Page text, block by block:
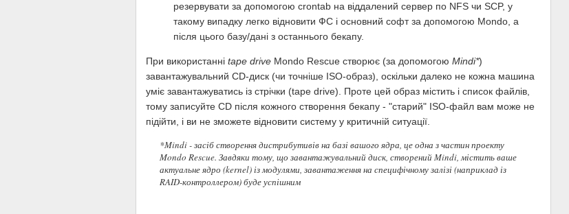
резервувати за допомогою crontab на віддалений сервер по NFS чи SCP, у
такому випадку легко відновити ФС і основний софт за допомогою Mondo, а
після цього базу/дані з останнього бекапу.
При використанні tape drive Mondo Rescue створює (за допомогою Mindi*)
завантажувальний CD-диск (чи точніше ISO-образ), оскільки далеко не кожна машина
уміє завантажуватись із стрічки (tape drive). Проте цей образ містить і список файлів,
тому записуйте CD після кожного створення бекапу - "старий" ISO-файл вам може не
підійти, і ви не зможете відновити систему у критичній ситуації.
*Mindi - засіб створення дистрибутивів на базі вашого ядра, це одна з частин проекту
Mondo Rescue. Завдяки тому, що завантажувальний диск, створений Mindi, містить ваше
актуальне ядро (kernel) із модулями, завантаження на специфічному залізі (наприклад із
RAID-контроллером) буде успішним